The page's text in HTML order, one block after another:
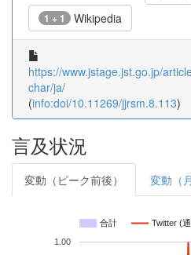
1 + 1 Wikipedia
https://www.jstage.jst.go.jp/
char/ja/
(info:doi/10.11269/jjrsm.8.113)
言及状況
変動（ピーク前後） 変動（
合計 Twitter (
1.00